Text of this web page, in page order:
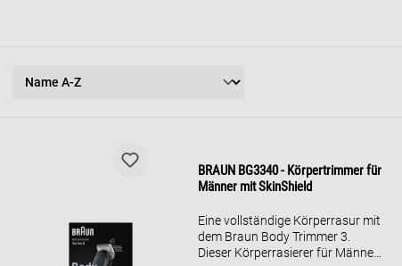
BRAUN BG3340 - Körpertrimmer für
Männer mit SkinShield
Eine vollständige Körperrasur mit
dem Braun Body Trimmer 3.
Dieser Körperrasierer für Männer